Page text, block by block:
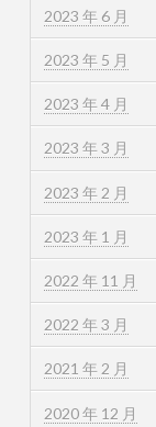
2023 年 6 月
2023 年 5 月
2023 年 4 月
2023 年 3 月
2023 年 2 月
2023 年 1 月
2022 年 11 月
2022 年 3 月
2021 年 2 月
2020 年 12 月